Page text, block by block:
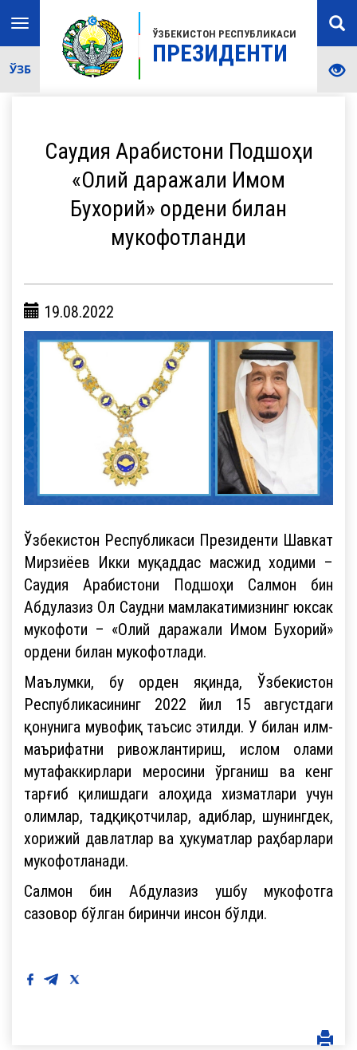
ЎЗБЕКИСТОН РЕСПУБЛИКАСИ
ПРЕЗИДЕНТИ
Toggle
navigation
ЎЗБ
Саудия Арабистони Подшоҳи
«Олий даражали Имом
Бухорий» ордени билан
мукофотланди
19.08.2022
Ўзбекистон Республикаси Президенти Шавкат
Мирзиёев Икки муқаддас масжид ходими –
Саудия Арабистони Подшоҳи Салмон бин
Абдулазиз Ол Саудни мамлакатимизнинг юксак
мукофоти – «Олий даражали Имом Бухорий»
ордени билан мукофотлади.
Маълумки, бу орден яқинда, Ўзбекистон
Республикасининг 2022 йил 15 августдаги
қонунига мувофиқ таъсис этилди. У билан илм-
маърифатни ривожлантириш, ислом олами
мутафаккирлари меросини ўрганиш ва кенг
тарғиб қилишдаги алоҳида хизматлари учун
олимлар, тадқиқотчилар, адиблар, шунингдек,
хорижий давлатлар ва ҳукуматлар раҳбарлари
мукофотланади.
Салмон бин Абдулазиз ушбу мукофотга
сазовор бўлган биринчи инсон бўлди.